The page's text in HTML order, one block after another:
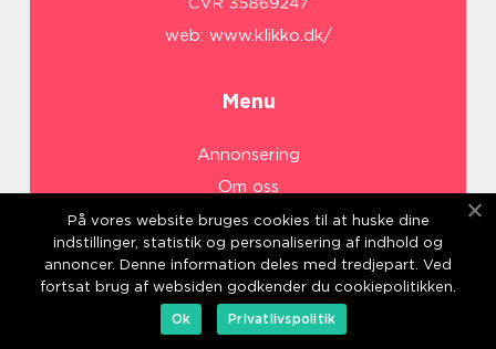
web: www.klikko.dk/
Menu
Annonsering
Om oss
Cookies
Kontakta oss
Sitemap
På vores website bruges cookies til at huske dine
indstillinger, statistik og personalisering af indhold og
annoncer. Denne information deles med tredjepart. Ved
fortsat brug af websiden godkender du cookiepolitikken.
Ok
Privatlivspolitik